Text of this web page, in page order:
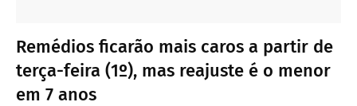
Remédios ficarão mais caros a partir de
terça-feira (1º), mas reajuste é o menor
em 7 anos